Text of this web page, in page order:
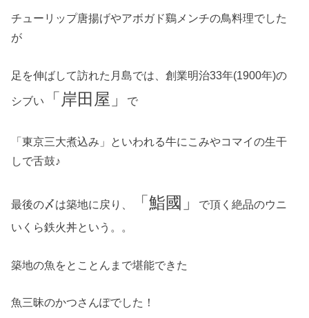
チューリップ唐揚げやアボガド鷄メンチの鳥料理でした
が
足を伸ばして訪れた月島では、創業明治33年(1900年)の
シブい 「岸田屋」 で
「東京三大煮込み」といわれる牛にこみやコマイの生干
しで舌鼓♪
最後の〆は築地に戻り、 「鮨國」
で頂く絶品のウニ
いくら鉄火丼という。。
築地の魚をとことんまで堪能できた
魚三昧のかつさんぽでした！